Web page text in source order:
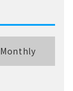
Monthly